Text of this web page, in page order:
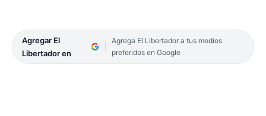
Agregar El
Libertador en
Agrega El Libertador a tus medios
preferidos en Google